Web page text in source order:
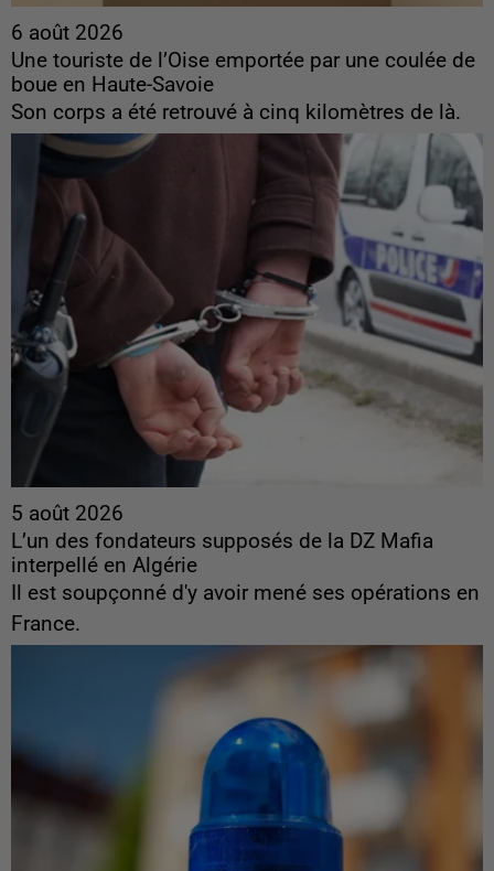
6 août 2026
Une touriste de l’Oise emportée par une coulée de
boue en Haute-Savoie
Son corps a été retrouvé à cinq kilomètres de là.
5 août 2026
L’un des fondateurs supposés de la DZ Mafia
interpellé en Algérie
Il est soupçonné d'y avoir mené ses opérations en
France.